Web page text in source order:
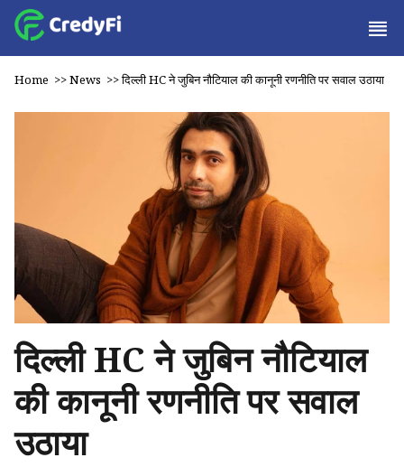
Home >>News >>दिल्ली HC ने जुबिन नौटियाल की कानूनी रणनीति पर सवाल उठाया
दिल्ली HC ने जुबिन नौटियाल
की कानूनी रणनीति पर सवाल
उठाया